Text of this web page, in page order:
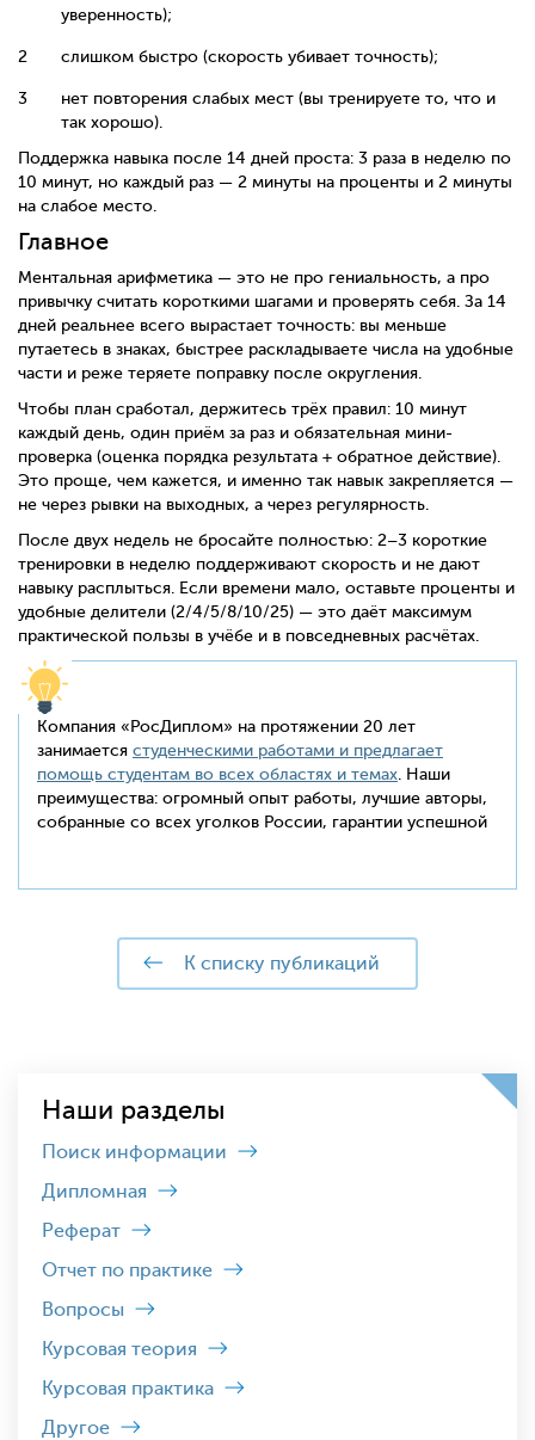
уверенность);
слишком быстро (скорость убивает точность);
нет повторения слабых мест (вы тренируете то, что и
так хорошо).
Поддержка навыка после 14 дней проста: 3 раза в неделю по
10 минут, но каждый раз — 2 минуты на проценты и 2 минуты
на слабое место.
Главное
Ментальная арифметика — это не про гениальность, а про
привычку считать короткими шагами и проверять себя. За 14
дней реальнее всего вырастает точность: вы меньше
путаетесь в знаках, быстрее раскладываете числа на удобные
части и реже теряете поправку после округления.
Чтобы план сработал, держитесь трёх правил: 10 минут
каждый день, один приём за раз и обязательная мини-
проверка (оценка порядка результата + обратное действие).
Это проще, чем кажется, и именно так навык закрепляется —
не через рывки на выходных, а через регулярность.
После двух недель не бросайте полностью: 2–3 короткие
тренировки в неделю поддерживают скорость и не дают
навыку расплыться. Если времени мало, оставьте проценты и
удобные делители (2/4/5/8/10/25) — это даёт максимум
практической пользы в учёбе и в повседневных расчётах.
Компания «РосДиплом» на протяжении 20 лет
занимается студенческими работами и предлагает
помощь студентам во всех областях и темах . Наши
преимущества: огромный опыт работы, лучшие авторы,
собранные со всех уголков России, гарантии успешной
к списку публикаций
Наши разделы
Поиск информации
Дипломная
Реферат
Отчет по практике
Вопросы
Курсовая теория
Курсовая практика
Другое